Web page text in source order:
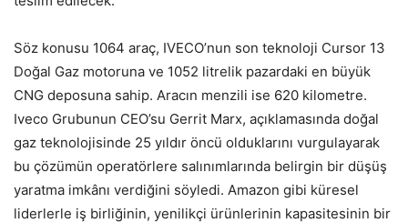
Söz konusu 1064 araç, IVECO’nun son teknoloji Cursor 13
Doğal Gaz motoruna ve 1052 litrelik pazardaki en büyük
CNG deposuna sahip. Aracın menzili ise 620 kilometre.
Iveco Grubunun CEO’su Gerrit Marx, açıklamasında doğal
gaz teknolojisinde 25 yıldır öncü olduklarını vurgulayarak
bu çözümün operatörlere salınımlarında belirgin bir düşüş
yaratma imkânı verdiğini söyledi. Amazon gibi küresel
liderlerle iş birliğinin, yenilikçi ürünlerinin kapasitesinin bir